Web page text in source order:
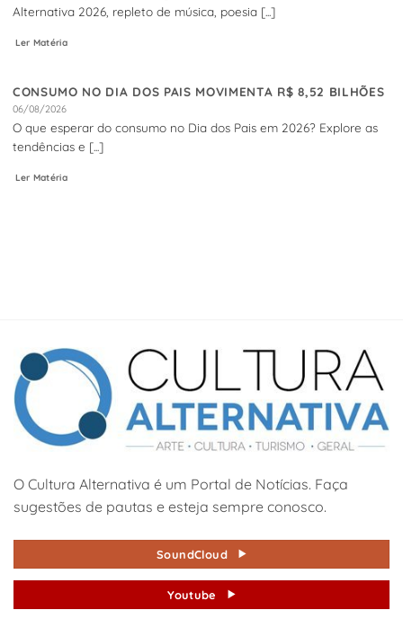
Alternativa 2026, repleto de música, poesia [...]
Ler Matéria
CONSUMO NO DIA DOS PAIS MOVIMENTA R$ 8,52 BILHÕES
06/08/2026
O que esperar do consumo no Dia dos Pais em 2026? Explore as
tendências e [...]
Ler Matéria
O Cultura Alternativa é um Portal de Notícias. Faça
sugestões de pautas e esteja sempre conosco.
SoundCloud
Youtube